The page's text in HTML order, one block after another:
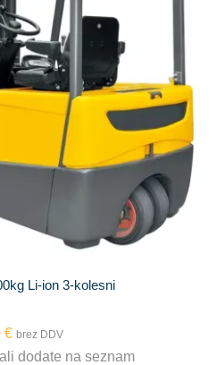
Li-ion 3-kolesni
€ brez DDV
dodate na seznam